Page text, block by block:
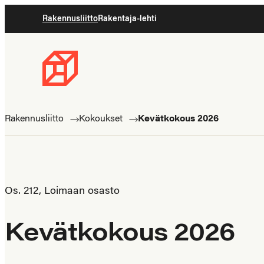
suoraan
RakennusliittoRakentaja-lehti
Rakennusliitto
ammattilaisten
Rakennusliitto Kokoukset Kevätkokous 2026
Os. 212, Loimaan osasto
Kevätkokous 2026